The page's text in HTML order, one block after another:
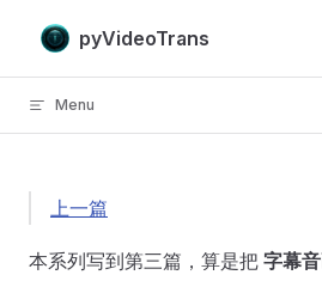
Skip to content
pyVideoTrans
Menu
上一篇
本系列写到第三篇，算是把 字幕